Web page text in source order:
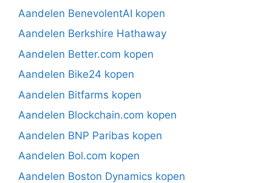
Aandelen BenevolentAI kopen
Aandelen Berkshire Hathaway
Aandelen Better.com kopen
Aandelen Bike24 kopen
Aandelen Bitfarms kopen
Aandelen Blockchain.com kopen
Aandelen BNP Paribas kopen
Aandelen Bol.com kopen
Aandelen Boston Dynamics kopen